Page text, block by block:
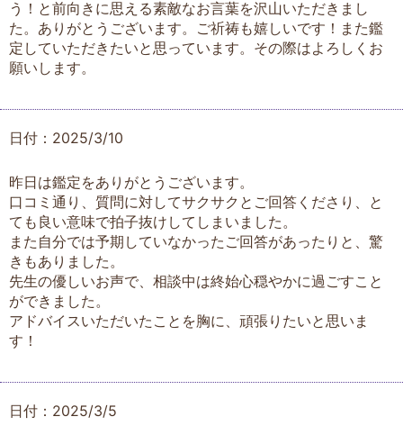
う！と前向きに思える素敵なお言葉を沢山いただきまし
た。ありがとうございます。ご祈祷も嬉しいです！また鑑
定していただきたいと思っています。その際はよろしくお
願いします。
日付：2025/3/10
昨日は鑑定をありがとうございます。
口コミ通り、質問に対してサクサクとご回答くださり、と
ても良い意味で拍子抜けしてしまいました。
また自分では予期していなかったご回答があったりと、驚
きもありました。
先生の優しいお声で、相談中は終始心穏やかに過ごすこと
ができました。
アドバイスいただいたことを胸に、頑張りたいと思いま
す！
日付：2025/3/5